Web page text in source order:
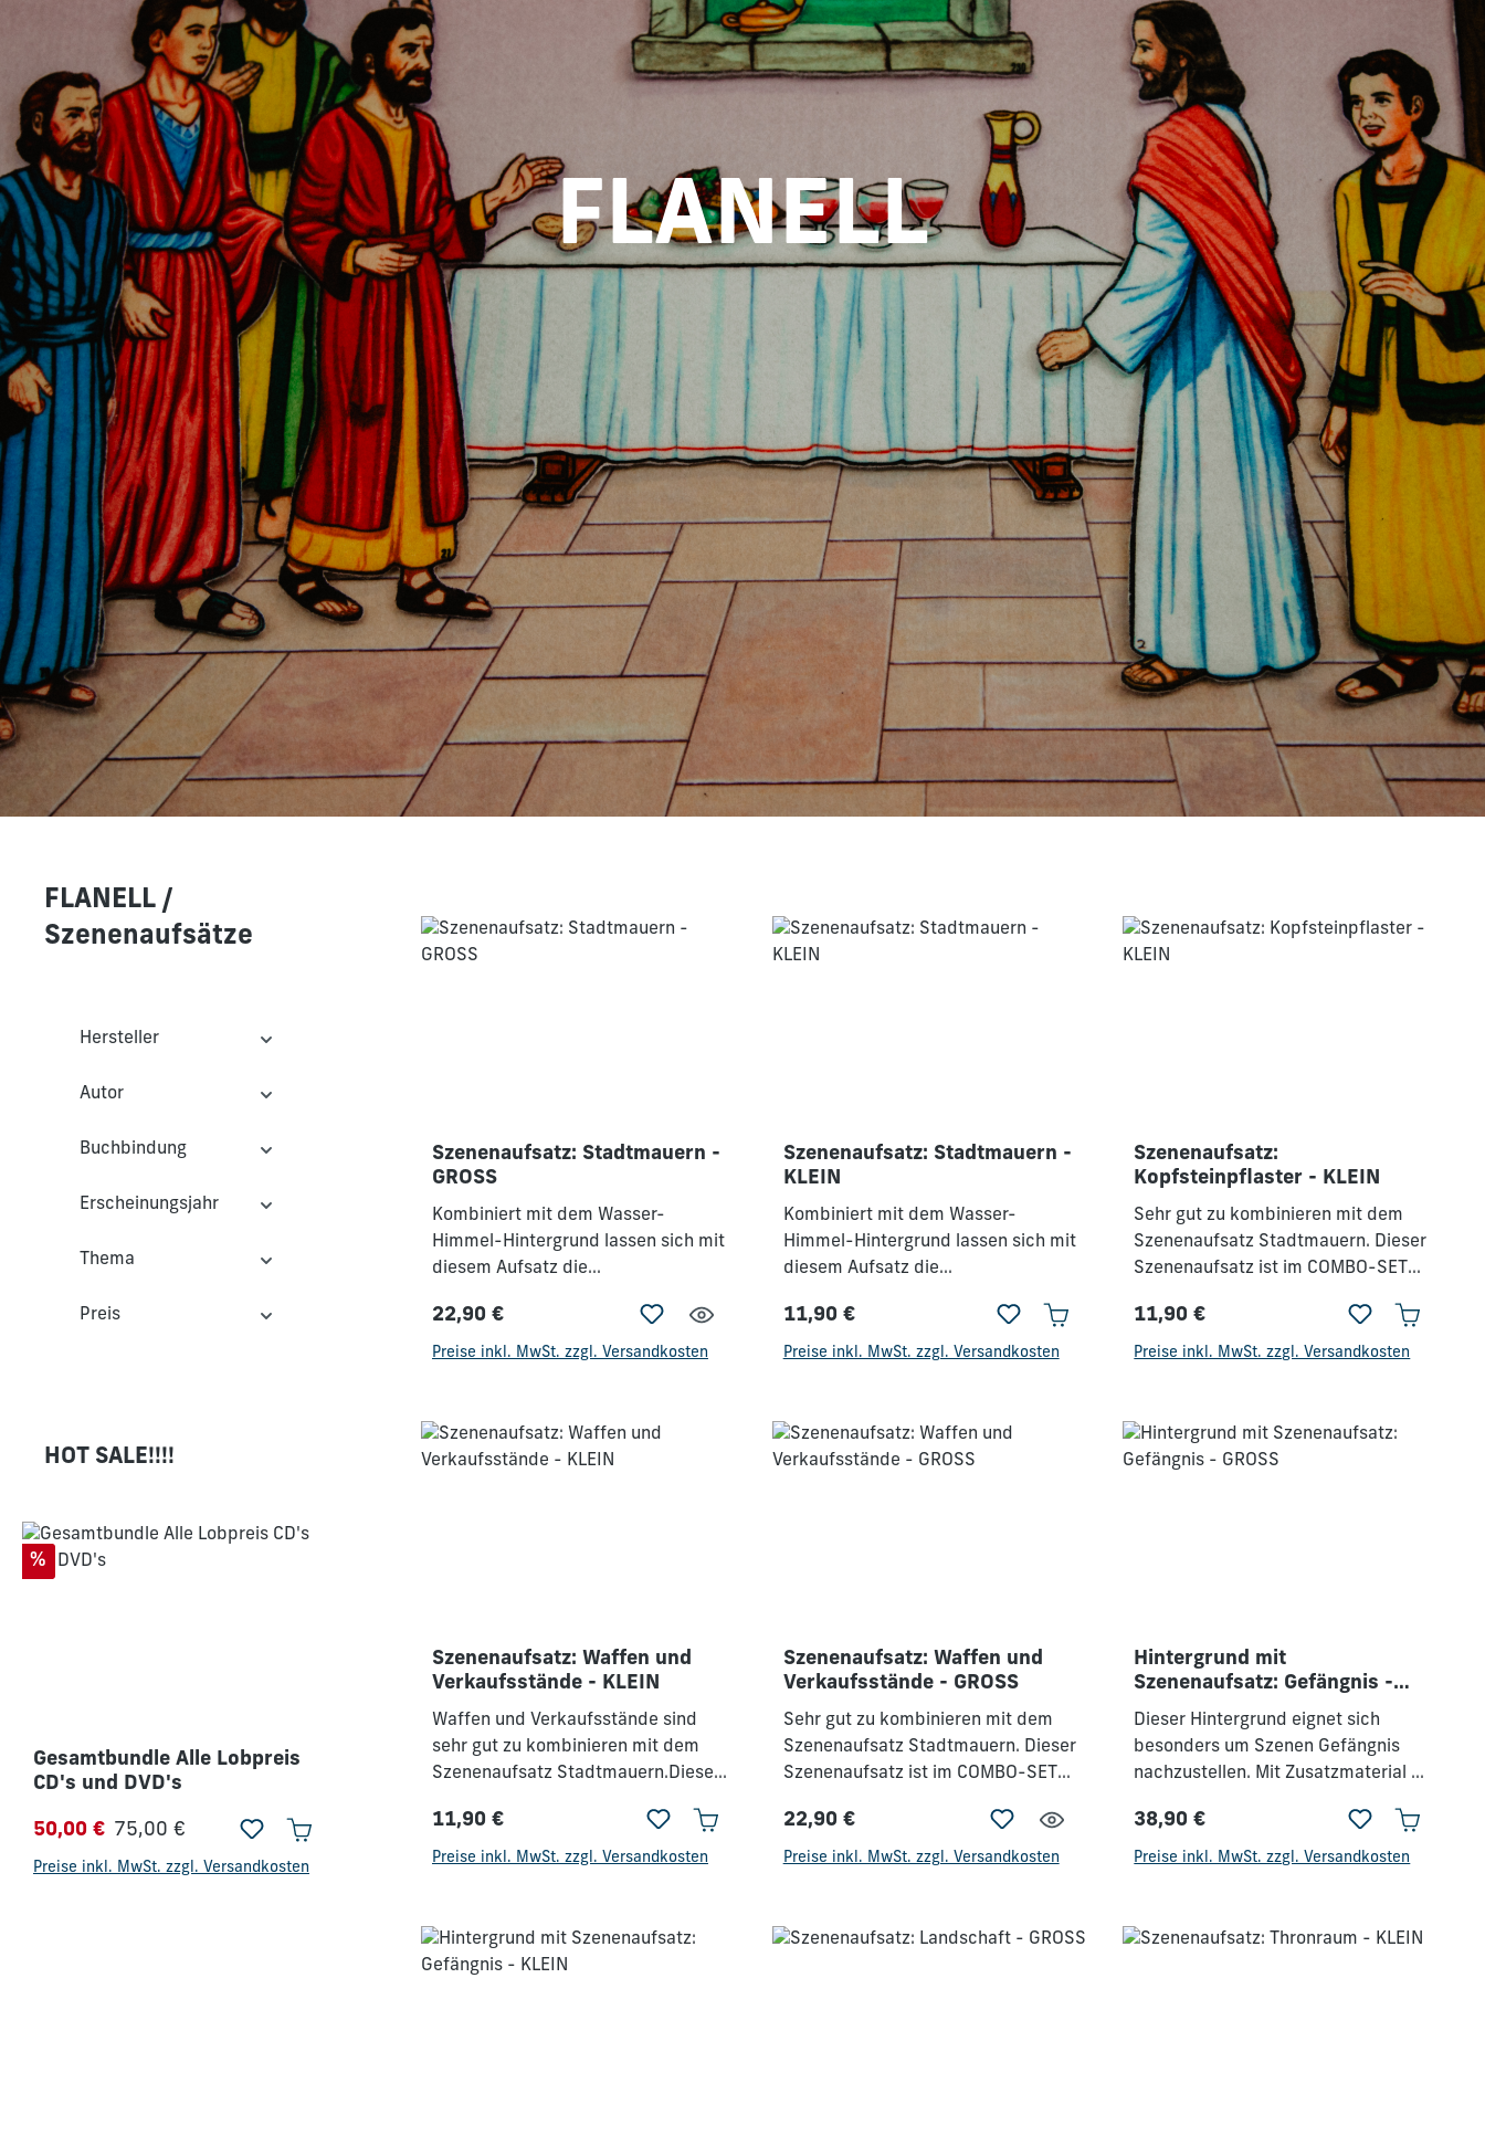
FLANELL
FLANELL /
Szenenaufsätze
Hersteller
Autor
Buchbindung
Erscheinungsjahr
Thema
Preis
HOT SALE!!!!
Produktgalerie überspringen
Rabatt
%
Gesamtbundle Alle Lobpreis
CD's und DVD's
Verkaufspreis:
50,00 € Regulärer Preis:
75,00 €
Preise inkl. MwSt. zzgl. Versandkosten
Szenenaufsatz: Stadtmauern -
GROSS
Kombiniert mit dem Wasser-
Himmel-Hintergrund lassen sich mit
diesem Aufsatz die
rund um die Stadt Jericho
erzählen.Dieser Szenenaufsatz ist
Hintergrund: Wasser & Himmel
Regulärer Preis:
22,90 €
Preise inkl. MwSt. zzgl. Versandkosten
Szenenaufsatz: Stadtmauern -
KLEIN
Kombiniert mit dem Wasser-
Himmel-Hintergrund lassen sich mit
diesem Aufsatz die
rund um die Stadt Jericho
erzählen.Dieser Szenenaufsatz ist
Hintergrund: Wasser & Himmel
Regulärer Preis:
11,90 €
Preise inkl. MwSt. zzgl. Versandkosten
Szenenaufsatz:
Kopfsteinpflaster - KLEIN
Sehr gut zu kombinieren mit dem
Szenenaufsatz Stadtmauern. Dieser
Szenenaufsatz ist im COMBO-SET
Regulärer Preis:
11,90 €
Preise inkl. MwSt. zzgl. Versandkosten
Szenenaufsatz: Waffen und
Verkaufsstände - KLEIN
Waffen und Verkaufsstände sind
sehr gut zu kombinieren mit dem
Szenenaufsatz Stadtmauern.Dieser
enthalten.
Regulärer Preis:
11,90 €
Preise inkl. MwSt. zzgl. Versandkosten
Szenenaufsatz: Waffen und
Verkaufsstände - GROSS
Sehr gut zu kombinieren mit dem
Szenenaufsatz Stadtmauern. Dieser
Szenenaufsatz ist im COMBO-SET
Regulärer Preis:
22,90 €
Preise inkl. MwSt. zzgl. Versandkosten
Hintergrund mit
Szenenaufsatz: Gefängnis -
GROSS
Dieser Hintergrund eignet sich
besonders um Szenen Gefängnis
nachzustellen. Mit Zusatzmaterial &
Hintergrund: 120 x 80 cm
Regulärer Preis:
38,90 €
Preise inkl. MwSt. zzgl. Versandkosten